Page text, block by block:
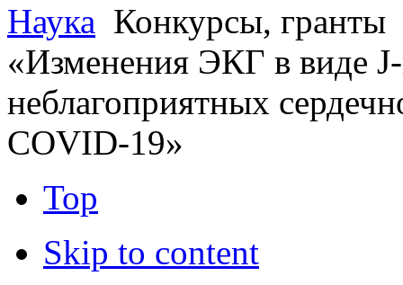
Наука Конкурсы, гранты
«Изменения ЭКГ в виде
неблагоприятных
COVID-19»
Top
Skip to content